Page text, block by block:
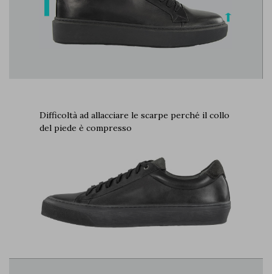
Difficoltà ad allacciare le scarpe perché il collo
del piede è compresso